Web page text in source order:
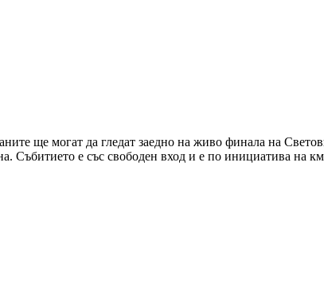
ще могат да гледат заедно на живо финала на
Събитието е със свободен вход и е по инициатива на